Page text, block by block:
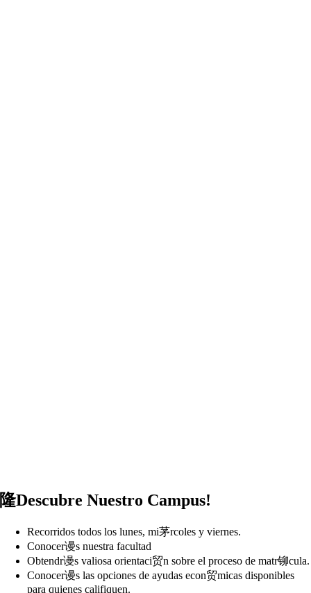
隆Descubre Nuestro Campus!
Recorridos todos los lunes, mi茅rcoles y viernes.
Conocer谩s nuestra facultad
Obtendr谩s valiosa orientaci贸n sobre el proceso de matr铆cula.
Conocer谩s las opciones de ayudas econ贸micas disponibles
para quienes califiquen.